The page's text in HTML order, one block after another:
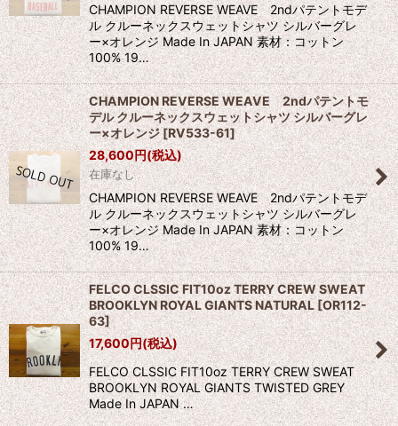
CHAMPION REVERSE WEAVE 2ndパテントモデ
ル クルーネックスウェットシャツ シルバーグレ
ー×オレンジ Made In JAPAN 素材：コットン
100% 19…
CHAMPION REVERSE WEAVE 2ndパテントモ
デル クルーネックスウェットシャツ シルバーグレ
ー×オレンジ[RV533-61]
28,600円(税込)
在庫なし
CHAMPION REVERSE WEAVE 2ndパテントモデ
ル クルーネックスウェットシャツ シルバーグレ
ー×オレンジ Made In JAPAN 素材：コットン
100% 19…
FELCO CLSSIC FIT10oz TERRY CREW SWEAT
BROOKLYN ROYAL GIANTS NATURAL [OR112-
63]
17,600円(税込)
FELCO CLSSIC FIT10oz TERRY CREW SWEAT
BROOKLYN ROYAL GIANTS TWISTED GREY
Made In JAPAN …